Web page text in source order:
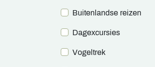
Buitenlandse reizen
Dagexcursies
Vogeltrek